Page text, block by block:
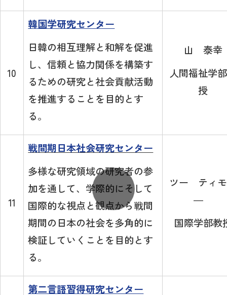
10
韓国学研究センター
日韓の相互理解と和解を促進
し、信頼と協力関係を構築す
るための研究と社会貢献活動
を推進することを目的とす
る。
山 泰幸
人間福祉学
授
11
戦間期日本社会研究センター
多様な研究領域の研究者の参
加を通して、学際的にそして
国際的な視点と観点から戦間
期間の日本の社会を多角的に
検証していくことを目的とす
る。
ツー ティ
―
国際学部教
第二言語習得研究センター